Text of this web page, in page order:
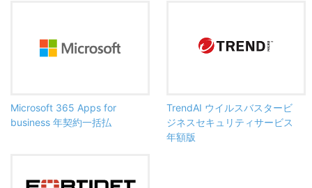
Microsoft 365 Apps for
business 年契約一括払
TrendAI ウイルスバスタービ
ジネスセキュリティサービス
年額版